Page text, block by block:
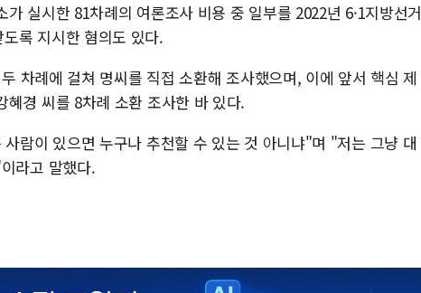
실시한 81차례의 여론조사 비용 중 일부를 2022년 6·1지방선거
록 지시한 혐의도 있다.
차례에 걸쳐 명씨를 직접 소환해 조사했으며, 이에 앞서 핵심 제
경 씨를 8차례 소환 조사한 바 있다.
람이 있으면 누구나 추천할 수 있는 것 아니냐"며 "저는 그냥 대
라고 말했다.